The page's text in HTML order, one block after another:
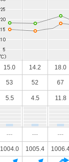
15.0 14.2 18.0
53 52 67
5.5 4.5 11.8
--- --- ---
1004.0 1005.4